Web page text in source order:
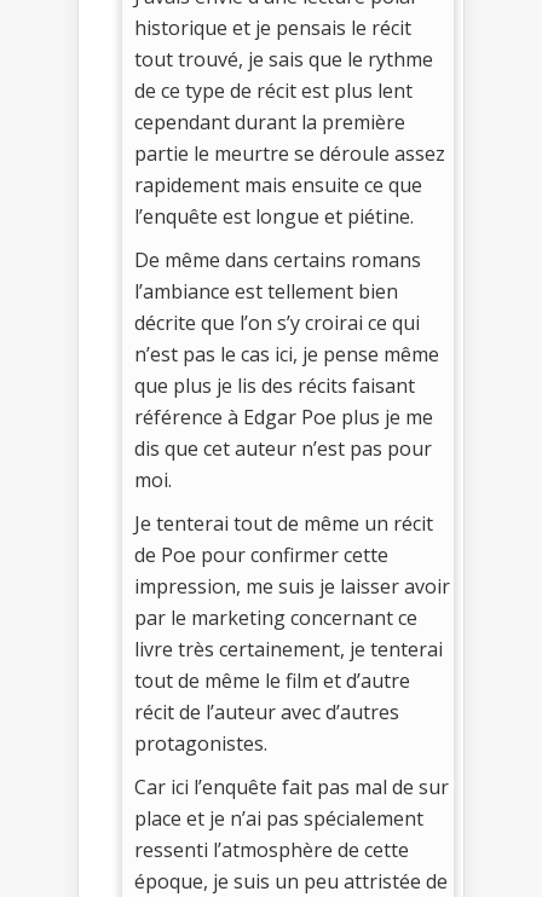
historique et je pensais le récit
tout trouvé, je sais que le rythme
de ce type de récit est plus lent
cependant durant la première
partie le meurtre se déroule assez
rapidement mais ensuite ce que
l’enquête est longue et piétine.
De même dans certains romans
l’ambiance est tellement bien
décrite que l’on s’y croirai ce qui
n’est pas le cas ici, je pense même
que plus je lis des récits faisant
référence à Edgar Poe plus je me
dis que cet auteur n’est pas pour
moi.
Je tenterai tout de même un récit
de Poe pour confirmer cette
impression, me suis je laisser avoir
par le marketing concernant ce
livre très certainement, je tenterai
tout de même le film et d’autre
récit de l’auteur avec d’autres
protagonistes.
Car ici l’enquête fait pas mal de sur
place et je n’ai pas spécialement
ressenti l’atmosphère de cette
époque, je suis un peu attristée de